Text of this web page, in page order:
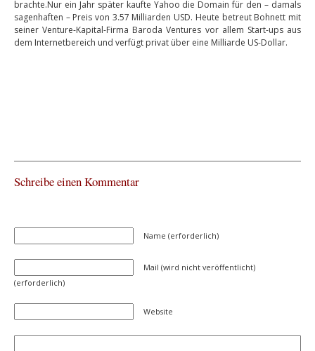
brachte.Nur ein Jahr später kaufte Yahoo die Domain für den – damals
sagenhaften – Preis von 3.57 Milliarden USD. Heute betreut Bohnett mit
seiner Venture-Kapital-Firma Baroda Ventures vor allem Start-ups aus
dem Internetbereich und verfügt privat über eine Milliarde US-Dollar.
Schreibe einen Kommentar
Name (erforderlich)
Mail (wird nicht veröffentlicht)
(erforderlich)
Website